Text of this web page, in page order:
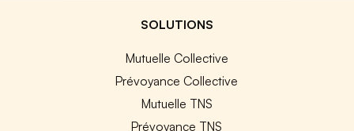
SOLUTIONS
Mutuelle Collective
Prévoyance Collective
Mutuelle TNS
Prévoyance TNS